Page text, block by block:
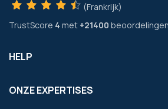
(Frankrijk)
TrustScore 4 met +21400 beoordelingen
HELP
ONZE EXPERTISES